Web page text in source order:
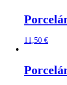
11,50 €